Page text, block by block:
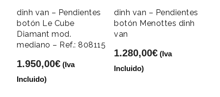
dinh van – Pendientes
botón Le Cube
Diamant mod.
mediano – Ref.: 808115
1.950,00€ (Iva
Incluido)
dinh van – Pendientes
botón Menottes dinh
van
1.280,00€ (Iva
Incluido)